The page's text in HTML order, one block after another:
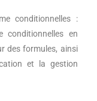
conditionnelles :
conditionnelles en
des formules, ainsi
et la gestion